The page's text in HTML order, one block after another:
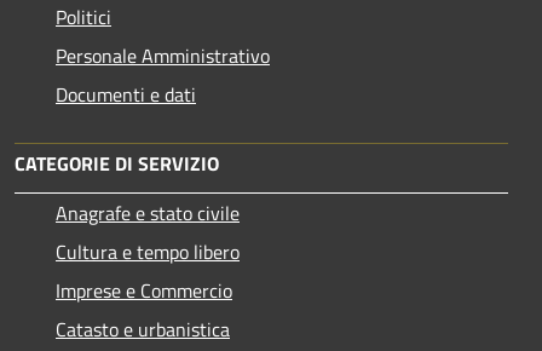
Politici
Personale Amministrativo
Documenti e dati
CATEGORIE DI SERVIZIO
Anagrafe e stato civile
Cultura e tempo libero
Imprese e Commercio
Catasto e urbanistica